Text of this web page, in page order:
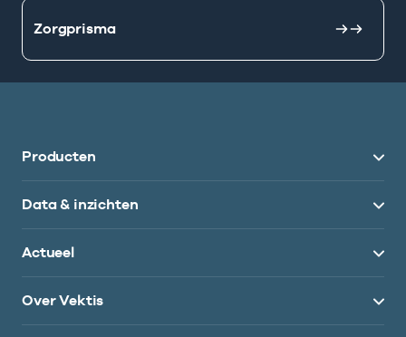
Zorgprisma
Producten
Data & inzichten
Actueel
Over Vektis